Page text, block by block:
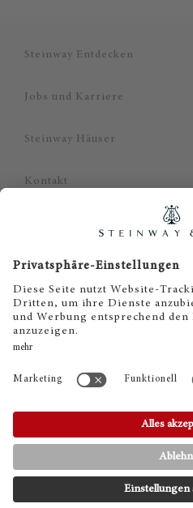
Steinway Entdecken
Jobs und Karriere
Steinway Häuser
Kontakt
Impressum
Haftungsausschluss
Cookie Zustimmung